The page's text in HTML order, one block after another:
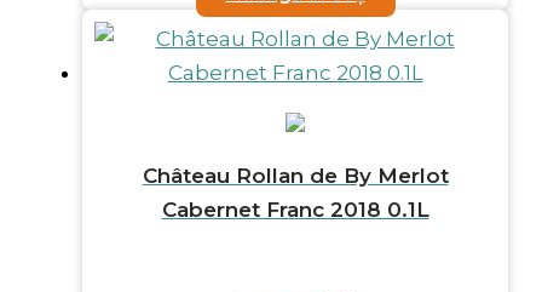
Château Rollan de By Merlot
Cabernet Franc 2018 0.1L